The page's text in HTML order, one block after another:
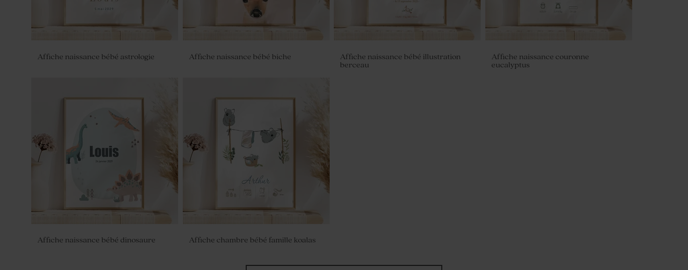
Affiche naissance bébé astrologie Affiche naissance bébé biche
Affiche naissance bébé illustration
berceau
Affiche naissance couronne
eucalyptus
Affiche naissance bébé dinosaure Affiche chambre bébé famille koalas